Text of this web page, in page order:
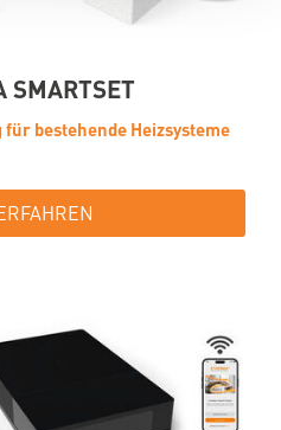
SMARTSET
bestehende Heizsysteme